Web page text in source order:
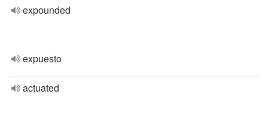
expounded
expuesto
actuated